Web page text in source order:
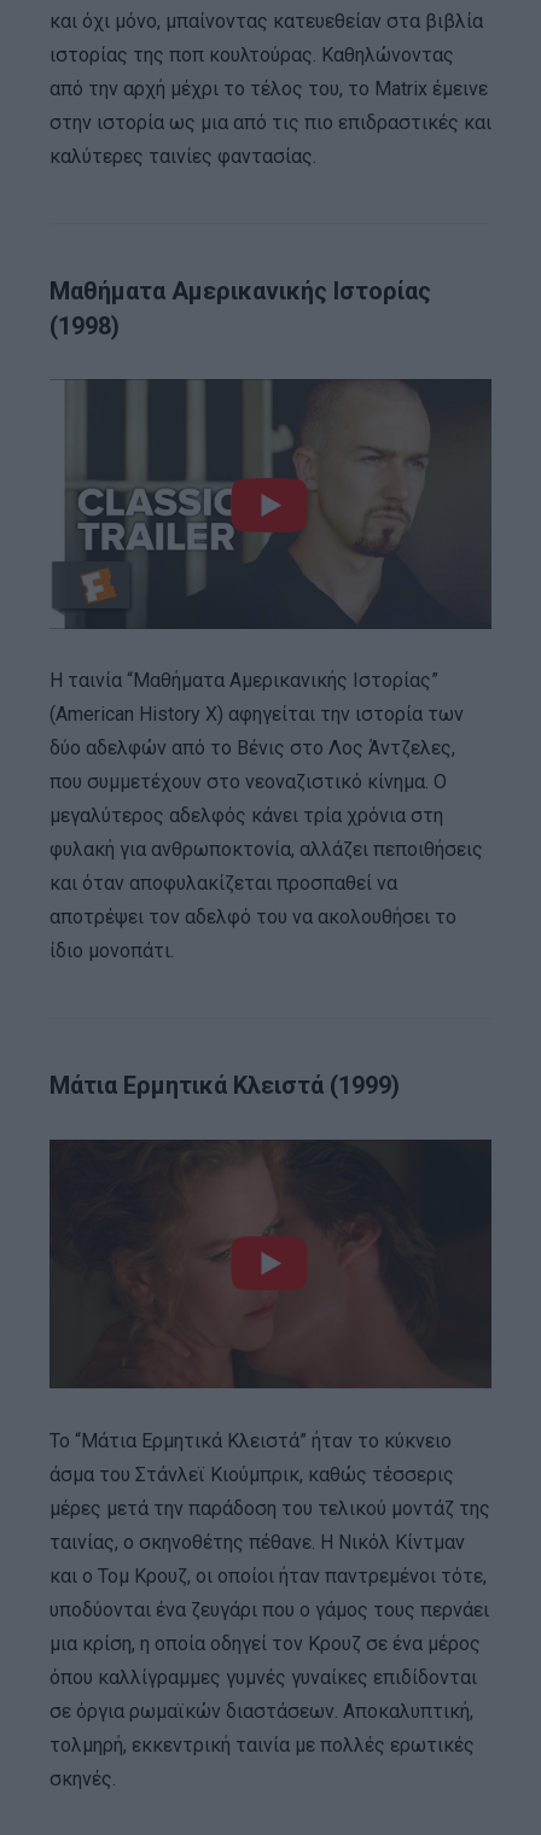
και όχι μόνο, μπαίνοντας κατευεθείαν στα βιβλία
ιστορίας της ποπ κουλτούρας. Καθηλώνοντας
από την αρχή μέχρι το τέλος του, το Matrix έμεινε
στην ιστορία ως μια από τις πιο επιδραστικές και
καλύτερες ταινίες φαντασίας.
Μαθήματα Αμερικανικής Ιστορίας
(1998)
Η ταινία “Μαθήματα Αμερικανικής Ιστορίας”
(American History X) αφηγείται την ιστορία των
δύο αδελφών από το Βένις στο Λος Άντζελες,
που συμμετέχουν στο νεοναζιστικό κίνημα. Ο
μεγαλύτερος αδελφός κάνει τρία χρόνια στη
φυλακή για ανθρωποκτονία, αλλάζει πεποιθήσεις
και όταν αποφυλακίζεται προσπαθεί να
αποτρέψει τον αδελφό του να ακολουθήσει το
ίδιο μονοπάτι.
Μάτια Ερμητικά Κλειστά (1999)
Το “Μάτια Ερμητικά Κλειστά” ήταν το κύκνειο
άσμα του Στάνλεϊ Κιούμπρικ, καθώς τέσσερις
μέρες μετά την παράδοση του τελικού μοντάζ της
ταινίας, ο σκηνοθέτης πέθανε. Η Νικόλ Κίντμαν
και ο Τομ Κρουζ, οι οποίοι ήταν παντρεμένοι τότε,
υποδύονται ένα ζευγάρι που ο γάμος τους περνάει
μια κρίση, η οποία οδηγεί τον Κρουζ σε ένα μέρος
όπου καλλίγραμμες γυμνές γυναίκες επιδίδονται
σε όργια ρωμαϊκών διαστάσεων. Αποκαλυπτική,
τολμηρή, εκκεντρική ταινία με πολλές ερωτικές
σκηνές.